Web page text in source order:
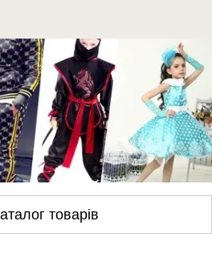
товарів